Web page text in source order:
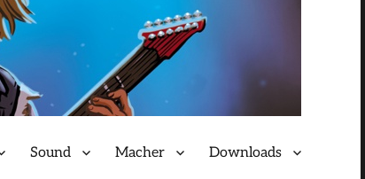
Sound Macher Downloads